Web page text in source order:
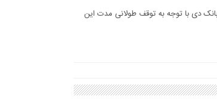
دی با توجه به توقف طولانی مدت این